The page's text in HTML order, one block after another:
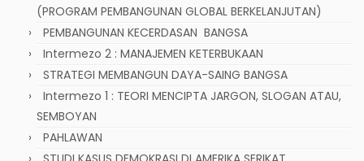
(PROGRAM PEMBANGUNAN GLOBAL BERKELANJUTAN)
PEMBANGUNAN KECERDASAN BANGSA
Intermezo 2 : MANAJEMEN KETERBUKAAN
STRATEGI MEMBANGUN DAYA-SAING BANGSA
Intermezo 1 : TEORI MENCIPTA JARGON, SLOGAN ATAU,
SEMBOYAN
PAHLAWAN